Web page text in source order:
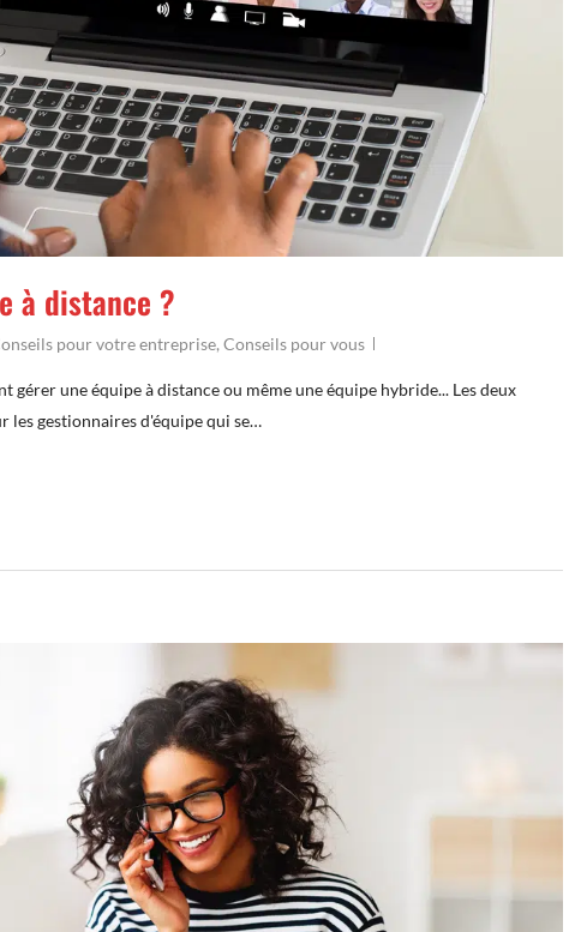
à distance ?
pour votre entreprise, Conseils pour vous
gérer une équipe à distance ou même une équipe hybride... Les deux
les gestionnaires d'équipe qui se…